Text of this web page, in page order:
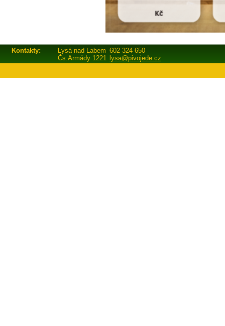
Kontakty: Lysá nad Labem 602 324 650
Čs.Armády 1221 lysa@pivojede.cz